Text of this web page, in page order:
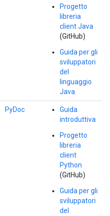
Progetto
libreria
client Java
(GitHub)
Guida per gli
sviluppatori
del
linguaggio
Java
PyDoc
Guida
introduttiva
Progetto
libreria
client
Python
(GitHub)
Guida per gli
sviluppatori
del